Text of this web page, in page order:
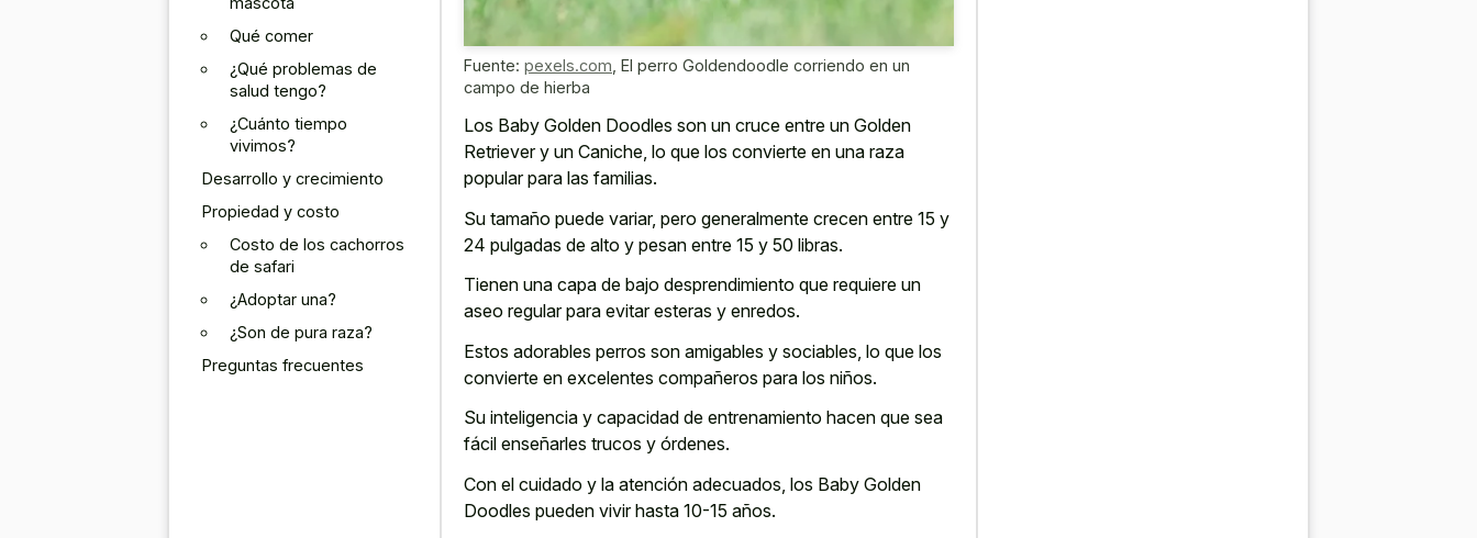
Qué comer
¿Qué problemas de
salud tengo?
¿Cuánto tiempo
vivimos?
Desarrollo y crecimiento
Propiedad y costo
Costo de los cachorros
de safari
¿Adoptar una?
¿Son de pura raza?
Preguntas frecuentes
Fuente: pexels.com El perro Goldendoodle corriendo en un
campo de hierba
Los Baby Golden Doodles son un cruce entre un Golden
Retriever y un Caniche, lo que los convierte en una raza
popular para las familias.
Su tamaño puede variar, pero generalmente crecen entre 15 y
24 pulgadas de alto y pesan entre 15 y 50 libras.
Tienen una capa de bajo desprendimiento que requiere un
aseo regular para evitar esteras y enredos.
Estos adorables perros son amigables y sociables, lo que los
convierte en excelentes compañeros para los niños.
Su inteligencia y capacidad de entrenamiento hacen que sea
fácil enseñarles trucos y órdenes.
Con el cuidado y la atención adecuados, los Baby Golden
Doodles pueden vivir hasta 10-15 años.